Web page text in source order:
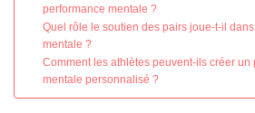
performance mentale ?
Quel rôle le soutien des pairs joue-t-il
mentale ?
Comment les athlètes peuvent-ils créer un
mentale personnalisé ?